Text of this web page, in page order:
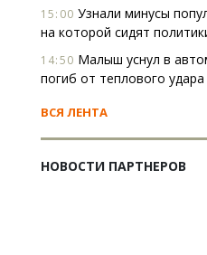
15:00 Узнали минусы
на которой сидят
14:50 Малыш уснул в
погиб от теплового удара
ВСЯ ЛЕНТА
НОВОСТИ ПАРТНЕРОВ